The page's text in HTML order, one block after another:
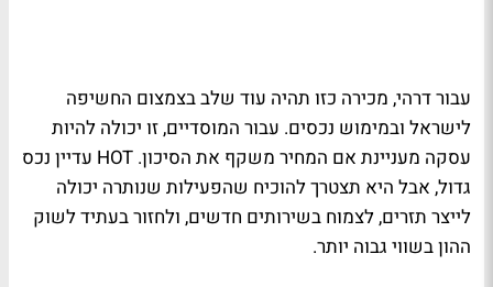
עבור דרהי, מכירה כזו תהיה עוד שלב בצמצום החשיפה
לישראל ובמימוש נכסים. עבור המוסדיים, זו יכולה להיות
עסקה מעניינת אם המחיר משקף את הסיכון. HOT עדיין נכס
גדול, אבל היא תצטרך להוכיח שהפעילות שנותרה יכולה
לייצר תזרים, לצמוח בשירותים חדשים, ולחזור בעתיד לשוק
ההון בשווי גבוה יותר.